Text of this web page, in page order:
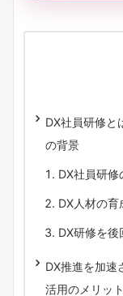
DX社員研修と
の背景
DX社員研
DX人材の
DX研修を
DX推進を加速
活用のメリット